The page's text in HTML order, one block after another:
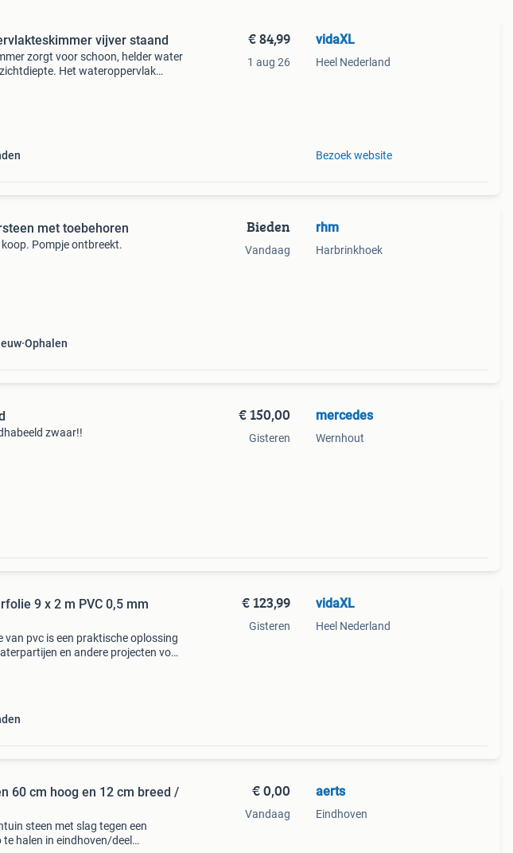
vijver staand
zorgt voor schoon, helder water
Het wateroppervlak
€ 84,99
1 aug 26
vidaXL
Heel Nederland
Bezoek website
met toebehoren
Pompje ontbreekt.
Ophalen
Bieden
Vandaag
rhm
Harbrinkhoek
zwaar!!
€ 150,00
Gisteren
mercedes
Wernhout
9 x 2 m PVC 0,5 mm
van pvc is een praktische oplossing
en andere projecten voor
€ 123,99
Gisteren
vidaXL
Heel Nederland
/
steen met slag tegen een
te halen in eindhoven/deel
€ 0,00
Vandaag
aerts
Eindhoven